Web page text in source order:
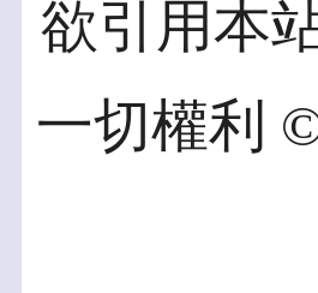
欲引用本
一切權利